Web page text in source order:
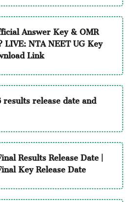
Answer Key & OMR
LIVE: NTA NEET UG Key
Link
release date and
Results Release Date |
Key Release Date